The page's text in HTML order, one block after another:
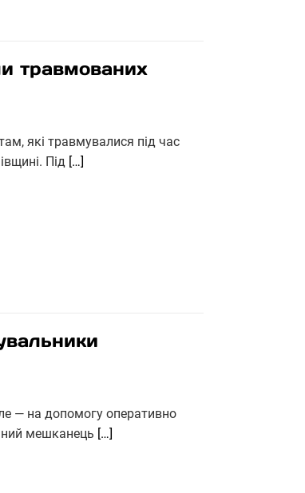
травмованих
які травмувалися під час
Під […]
— на допомогу оперативно
мешканець […]